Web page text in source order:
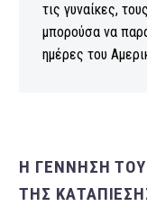
τις γυναίκες,
μπορούσα να
ημέρες του
Η ΓΕΝΝΗΣΗ
ΤΗΣ